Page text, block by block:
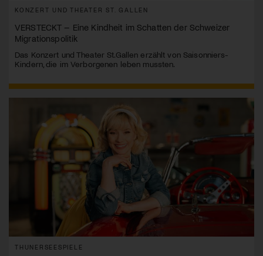
KONZERT UND THEATER ST. GALLEN
VERSTECKT – Eine Kindheit im Schatten der Schweizer
Migrationspolitik
Das Konzert und Theater St.Gallen erzählt von Saisonniers-
Kindern, die im Verborgenen leben mussten.
THUNERSEESPIELE